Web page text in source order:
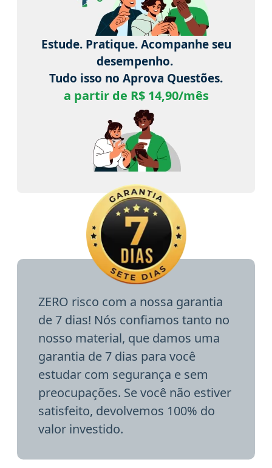
Estude. Pratique. Acompanhe seu
desempenho.
Tudo isso no Aprova Questões.
a partir de R$ 14,90/mês
ZERO risco com a nossa garantia
de 7 dias! Nós confiamos tanto no
nosso material, que damos uma
garantia de 7 dias para você
estudar com segurança e sem
preocupações. Se você não estiver
satisfeito, devolvemos 100% do
valor investido.